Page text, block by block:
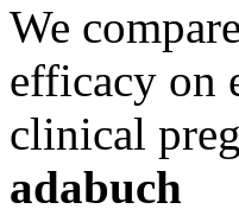
We
efficacy on
clinical
adabuch